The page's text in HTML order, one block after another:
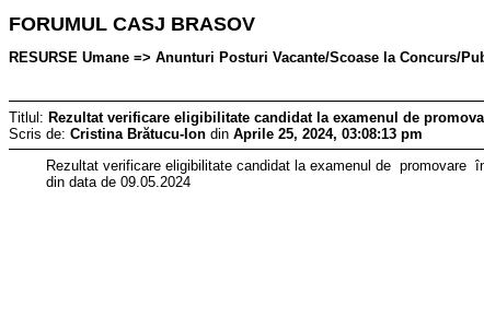
FORUMUL CASJ BRASOV
RESURSE Umane => Anunturi Posturi Vacante/Scoase la Concurs/
Titlul: Rezultat verificare eligibilitate candidat la examenul de
Scris de: Cristina Brătucu-Ion din Aprile 25, 2024, 03:08:13 pm
Rezultat verificare eligibilitate candidat la examenul de promovare
din data de 09.05.2024